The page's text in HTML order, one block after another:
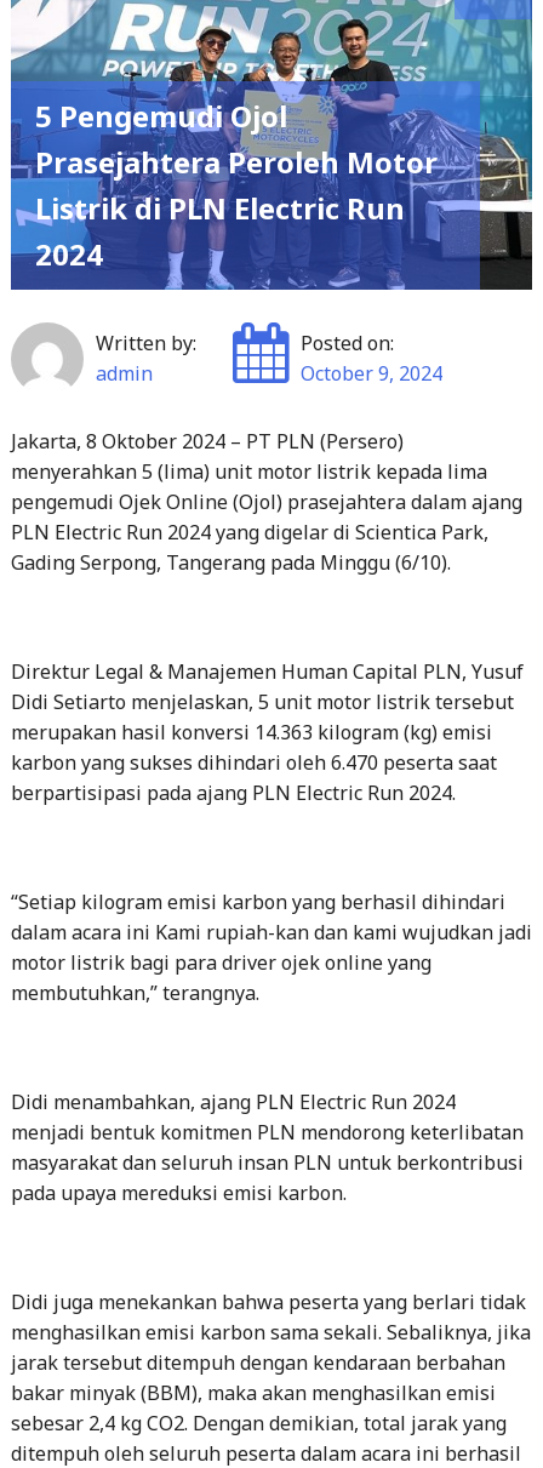
5 Pengemudi Ojol
Prasejahtera Peroleh Motor
Listrik di PLN Electric Run
2024
Written by:
admin
Posted on:
October 9, 2024
Jakarta, 8 Oktober 2024 – PT PLN (Persero)
menyerahkan 5 (lima) unit motor listrik kepada lima
pengemudi Ojek Online (Ojol) prasejahtera dalam ajang
PLN Electric Run 2024 yang digelar di Scientica Park,
Gading Serpong, Tangerang pada Minggu (6/10).
Direktur Legal & Manajemen Human Capital PLN, Yusuf
Didi Setiarto menjelaskan, 5 unit motor listrik tersebut
merupakan hasil konversi 14.363 kilogram (kg) emisi
karbon yang sukses dihindari oleh 6.470 peserta saat
berpartisipasi pada ajang PLN Electric Run 2024.
“Setiap kilogram emisi karbon yang berhasil dihindari
dalam acara ini Kami rupiah-kan dan kami wujudkan jadi
motor listrik bagi para driver ojek online yang
membutuhkan,” terangnya.
Didi menambahkan, ajang PLN Electric Run 2024
menjadi bentuk komitmen PLN mendorong keterlibatan
masyarakat dan seluruh insan PLN untuk berkontribusi
pada upaya mereduksi emisi karbon.
Didi juga menekankan bahwa peserta yang berlari tidak
menghasilkan emisi karbon sama sekali. Sebaliknya, jika
jarak tersebut ditempuh dengan kendaraan berbahan
bakar minyak (BBM), maka akan menghasilkan emisi
sebesar 2,4 kg CO2. Dengan demikian, total jarak yang
ditempuh oleh seluruh peserta dalam acara ini berhasil